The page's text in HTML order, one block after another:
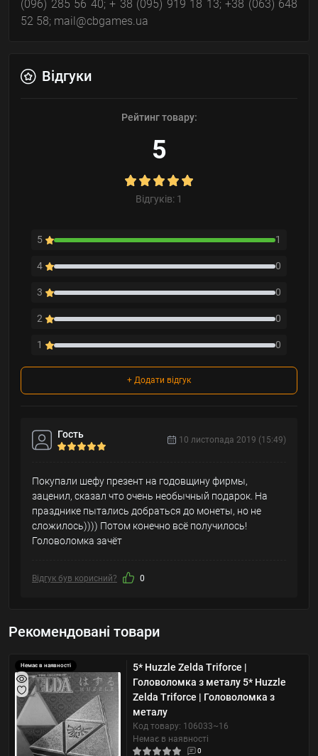
(096) 285 56 40; + 38 (095) 919 18 13; +38 (063) 648
52 58; mail@cbgames.ua
Відгуки
Рейтинг товару:
5
Відгуків: 1
5 1
4 0
3 0
2 0
1 0
+ Додати відгук
Гость 10 листопада 2019 (15:49)
Покупали шефу презент на годовщину фирмы,
заценил, сказал что очень необычный подарок. На
празднике пытались добраться до монеты, но не
сложилось)))) Потом конечно всё получилось!
Головоломка зачёт
Відгук був корисний? 0
Рекомендовані товари
Немає в наявності
5* Huzzle Zelda Triforce |
Головоломка з металу 5* Huzzle
Zelda Triforce | Головоломка з
металу
Код товару: 106033~16
Немає в наявності
0